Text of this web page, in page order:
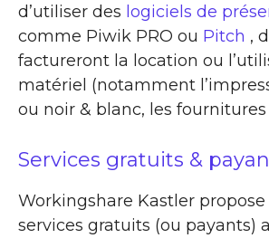
d’utiliser des logiciels de
comme Piwik PRO ou Pitch ,
factureront la location ou
matériel (notamment
ou noir & blanc, les
Services gratuits &
Workingshare Kastler
services gratuits (ou payants)